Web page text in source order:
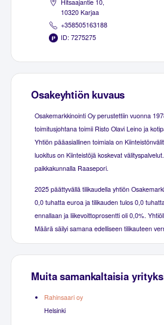
Hitsaajantie 10,
10320 Karjaa
+358505163188
ID: 7275275
Osakeyhtiön kuvaus
Osakemarkkinointi Oy perustettiin vuonna
toimitusjohtana toimii Risto Olavi Leino ja
Yhtiön pääasiallinen toimiala on
luokitus on Kiinteistöjä koskevat
paikkakunnalla Raasepori.
2025 päättyvällä tilikaudella yhtiön
0,0 tuhatta euroa ja tilikauden tulos 0,0
ennallaan ja liikevoittoprosentti oli 0,0%.
Määrä säilyi samana edelliseen tilikauteen
Muita samankaltaisia
Rahinsaari oy
Helsinki